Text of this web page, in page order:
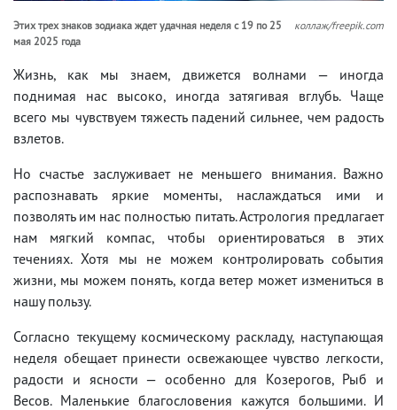
Этих трех знаков зодиака ждет удачная неделя с 19 по 25
мая 2025 года
коллаж/freepik.com
Жизнь, как мы знаем, движется волнами — иногда
поднимая нас высоко, иногда затягивая вглубь. Чаще
всего мы чувствуем тяжесть падений сильнее, чем радость
взлетов.
Но счастье заслуживает не меньшего внимания. Важно
распознавать яркие моменты, наслаждаться ими и
позволять им нас полностью питать. Астрология предлагает
нам мягкий компас, чтобы ориентироваться в этих
течениях. Хотя мы не можем контролировать события
жизни, мы можем понять, когда ветер может измениться в
нашу пользу.
Согласно текущему космическому раскладу, наступающая
неделя обещает принести освежающее чувство легкости,
радости и ясности — особенно для Козерогов, Рыб и
Весов. Маленькие благословения кажутся большими. И